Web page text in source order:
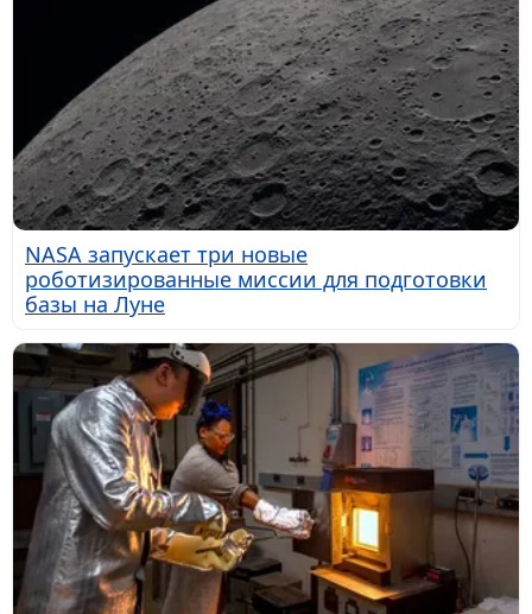
NASA запускает три новые
роботизированные миссии для подготовки
базы на Луне